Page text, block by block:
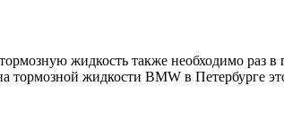
жидкость также необходимо раз в
тормозной жидкости BMW в Петербурге